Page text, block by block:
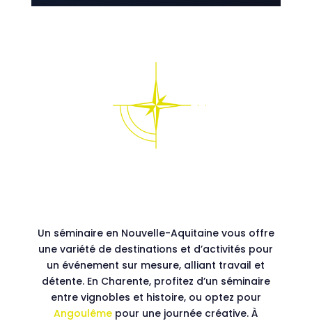
Un séminaire en Nouvelle-Aquitaine vous offre
une variété de destinations et d’activités pour
un événement sur mesure, alliant travail et
détente. En Charente, profitez d’un séminaire
entre vignobles et histoire, ou optez pour
Angoulême pour une journée créative. À